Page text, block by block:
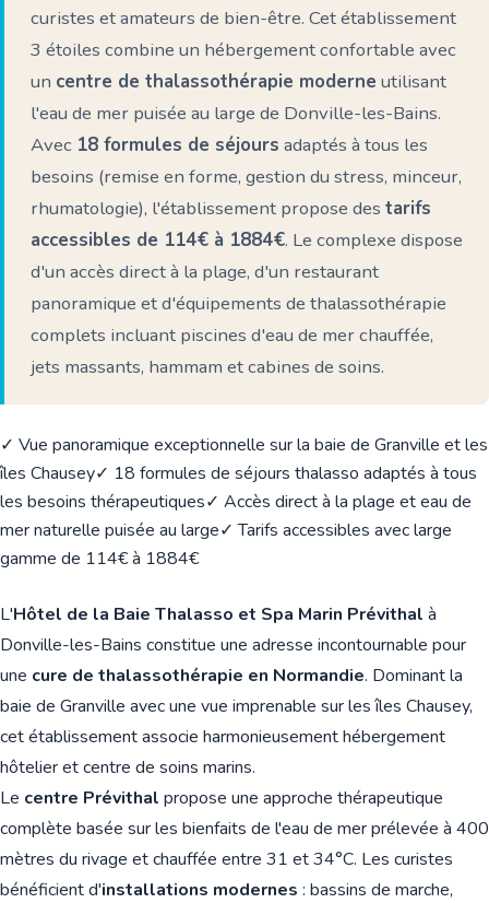
curistes et amateurs de bien-être. Cet établissement
3 étoiles combine un hébergement confortable avec
un centre de thalassothérapie moderne utilisant
l'eau de mer puisée au large de Donville-les-Bains.
Avec 18 formules de séjours adaptés à tous les
besoins (remise en forme, gestion du stress, minceur,
rhumatologie), l'établissement propose des tarifs
accessibles de 114€ à 1884€. Le complexe dispose
d'un accès direct à la plage, d'un restaurant
panoramique et d'équipements de thalassothérapie
complets incluant piscines d'eau de mer chauffée,
jets massants, hammam et cabines de soins.
✓ Vue panoramique exceptionnelle sur la baie de Granville et les
îles Chausey✓ 18 formules de séjours thalasso adaptés à tous
les besoins thérapeutiques✓ Accès direct à la plage et eau de
mer naturelle puisée au large✓ Tarifs accessibles avec large
gamme de 114€ à 1884€
L'Hôtel de la Baie Thalasso et Spa Marin Prévithal à
Donville-les-Bains constitue une adresse incontournable pour
une cure de thalassothérapie en Normandie. Dominant la
baie de Granville avec une vue imprenable sur les îles Chausey,
cet établissement associe harmonieusement hébergement
hôtelier et centre de soins marins.
Le centre Prévithal propose une approche thérapeutique
complète basée sur les bienfaits de l'eau de mer prélevée à 400
mètres du rivage et chauffée entre 31 et 34°C. Les curistes
bénéficient d'installations modernes : bassins de marche,